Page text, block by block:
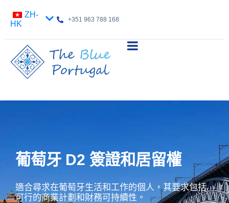
ZH-
HK
+351 963 788 168
葡萄牙 D2 簽證和居留權
適合尋求在葡萄牙生活和工作的個人，其要求包括
可行的商業計劃和財務可持續性。